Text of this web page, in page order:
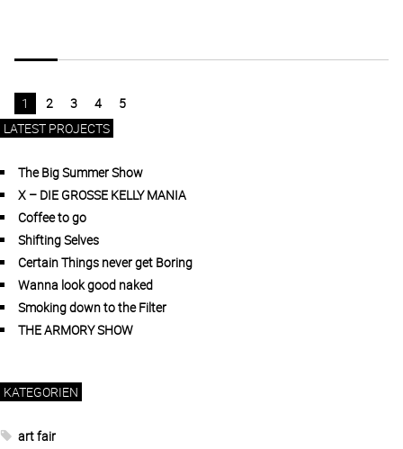
1 2 3 4
5
LATEST PROJECTS
The Big Summer Show
X – DIE GROSSE KELLY MANIA
Coffee to go
Shifting Selves
Certain Things never get Boring
Wanna look good naked
Smoking down to the Filter
THE ARMORY SHOW
KATEGORIEN
art fair